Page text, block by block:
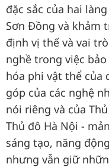
đặc sắc của hai
Sơn Đồng và khảm
định vị thế và vai
nghề trong việc
hóa phi vật thể của
góp của các nghệ
nói riêng và của
Thủ đô Hà Nội -
sáng tạo, năng
nhưng vẫn giữ